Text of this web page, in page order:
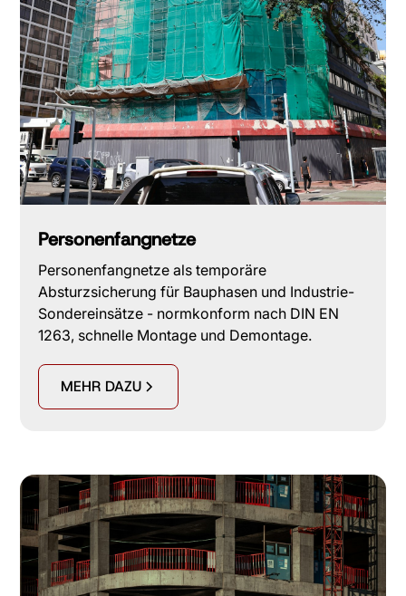
Personenfangnetze
Personenfangnetze als temporäre
Absturzsicherung für Bauphasen und Industrie-
Sondereinsätze - normkonform nach DIN EN
1263, schnelle Montage und Demontage.
MEHR DAZU